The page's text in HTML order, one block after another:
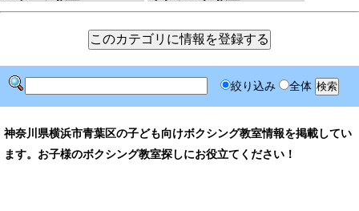
絞り込み 全体
神奈川県横浜市青葉区の子ども向けボクシング教室情報を掲載してい
ます。お子様のボクシング教室探しにお役立てください！